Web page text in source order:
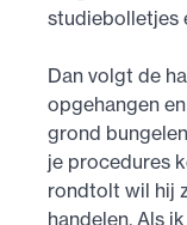
studiebolletjes
Dan volgt de
opgehangen
grond
je procedures
rondtolt wil hij
handelen. Als